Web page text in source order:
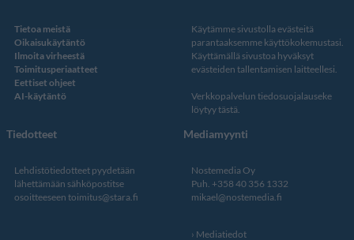
Tietoa meistä
Oikaisukäytäntö
Ilmoita virheestä
Toimitusperiaatteet
Eettiset ohjeet
AI-käytäntö
Käytämme sivustolla evästeitä
parantaaksemme käyttökokemustasi.
Käyttämällä sivustoa hyväksyt
evästeiden tallentamisen laitteellesi.
Verkkopalvelun tiedosuojalauseke
löytyy tästä
Tiedotteet
Lehdistötiedotteet pyydetään
lähettämään sähköpostitse
osoitteeseen toimitus@stara.fi
Mediamyynti
Nostemedia Oy
Puh. +358 40 356 1332
mikael@nostemedia.fi
Mediatiedot